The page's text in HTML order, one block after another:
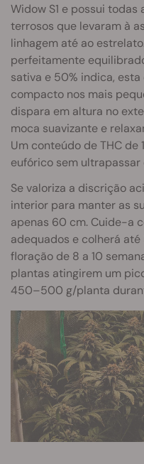
Widow S1 e possui
terrosos que levaram à
linhagem até ao
perfeitamente
sativa e 50% indica,
compacto nos mais
dispara em altura no
moca suavizante e
Um conteúdo de THC
eufórico sem ultrapassar
Se valoriza a discrição
interior para manter as
apenas 60 cm. Cuide-a
adequados e colherá
floração de 8 a 10
plantas atingirem um
450–500 g/planta